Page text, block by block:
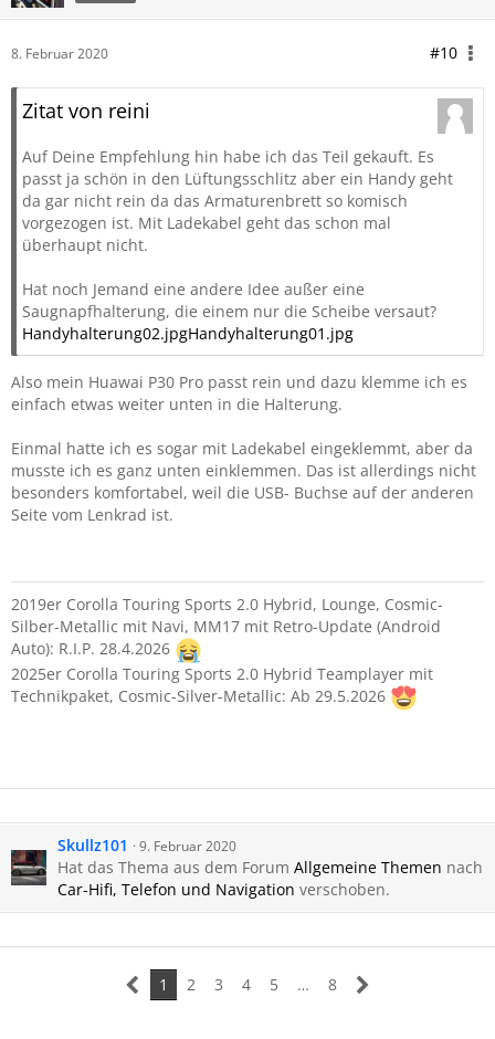
8. Februar 2020 #10
Zitat von reini
Auf Deine Empfehlung hin habe ich das Teil gekauft. Es
passt ja schön in den Lüftungsschlitz aber ein Handy geht
da gar nicht rein da das Armaturenbrett so komisch
vorgezogen ist. Mit Ladekabel geht das schon mal
überhaupt nicht.
Hat noch Jemand eine andere Idee außer eine
Saugnapfhalterung, die einem nur die Scheibe versaut?
Handyhalterung02.jpgHandyhalterung01.jpg
Also mein Huawai P30 Pro passt rein und dazu klemme ich es
einfach etwas weiter unten in die Halterung.
Einmal hatte ich es sogar mit Ladekabel eingeklemmt, aber da
musste ich es ganz unten einklemmen. Das ist allerdings nicht
besonders komfortabel, weil die USB- Buchse auf der anderen
Seite vom Lenkrad ist.
2019er Corolla Touring Sports 2.0 Hybrid, Lounge, Cosmic-
Silber-Metallic mit Navi, MM17 mit Retro-Update (Android
Auto): R.I.P. 28.4.2026
2025er Corolla Touring Sports 2.0 Hybrid Teamplayer mit
Technikpaket, Cosmic-Silver-Metallic: Ab 29.5.2026
Skullz101 9. Februar 2020
Hat das Thema aus dem Forum Allgemeine Themen nach
Car-Hifi, Telefon und Navigation verschoben.
1 2 3 4 5 … 8